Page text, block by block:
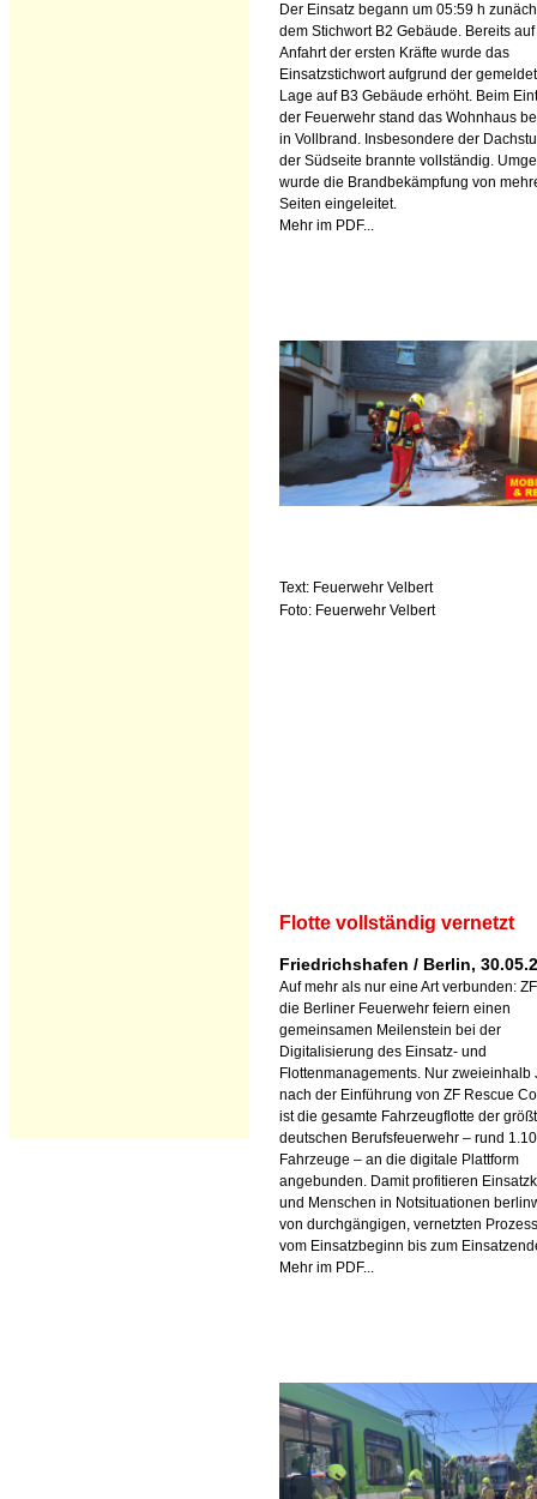
Der Einsatz begann um 05:59 h
dem Stichwort B2 Gebäude. Bereits
Anfahrt der ersten Kräfte wurde das
Einsatzstichwort aufgrund der
Lage auf B3 Gebäude erhöht. Beim
der Feuerwehr stand das Wohnhaus
in Vollbrand. Insbesondere der
der Südseite brannte vollständig.
wurde die Brandbekämpfung von
Seiten eingeleitet.
Mehr im PDF...
Text: Feuerwehr Velbert
Foto: Feuerwehr Velbert
Flotte vollständig vernetzt
Friedrichshafen / Berlin,
Auf mehr als nur eine Art verbunden:
die Berliner Feuerwehr feiern einen
gemeinsamen Meilenstein bei der
Digitalisierung des Einsatz- und
Flottenmanagements. Nur zweieinhalb
nach der Einführung von ZF Rescue
ist die gesamte Fahrzeugflotte der
deutschen Berufsfeuerwehr – rund
Fahrzeuge – an die digitale Plattform
angebunden. Damit profitieren
und Menschen in Notsituationen
von durchgängigen, vernetzten
vom Einsatzbeginn bis zum
Mehr im PDF...